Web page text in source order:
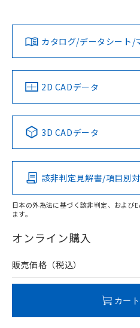
ダウンロードデータをご利用い
みください。
ソフトウェアの使用条件
対応済み
中国 RoHS 注意事項・凡例
Pb Hg
O
在庫等で未対応品が混在する
問い合わせください。
カタログ/データシート/
2D CADデータ
3D CADデータ
該非判定見解書/項目別
日本の外為法に基づく該非判定、および
ます。
オンライン購入
販売価格（税込）
カー